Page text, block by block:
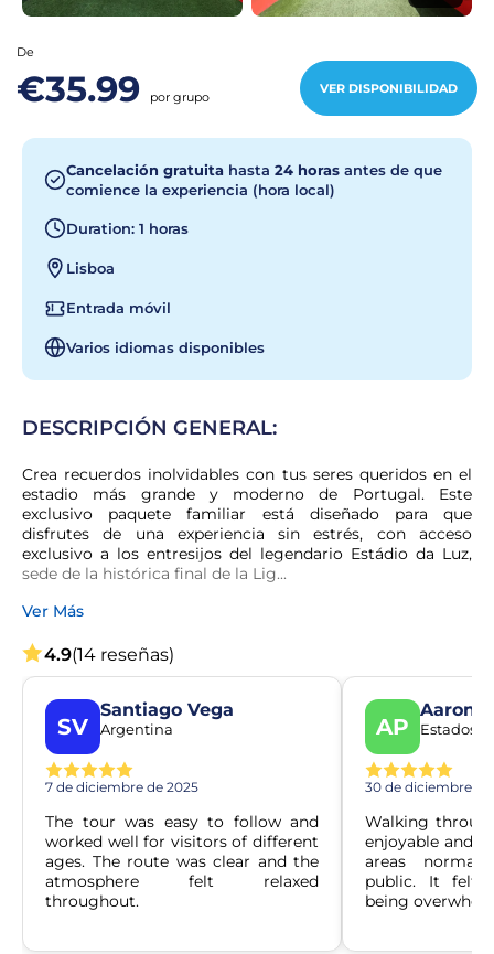
De
€35.99 por grupo
VER DISPONIBILIDAD
Cancelación gratuita hasta 24 horas antes de que
comience la experiencia (hora local)
Duration: 1 horas
Lisboa
Entrada móvil
Varios idiomas disponibles
DESCRIPCIÓN GENERAL:
Crea recuerdos inolvidables con tus seres queridos en el
estadio más grande y moderno de Portugal. Este
exclusivo paquete familiar está diseñado para que
disfrutes de una experiencia sin estrés, con acceso
exclusivo a los entresijos del legendario Estádio da Luz,
sede de la histórica final de la Lig...
Ver Más
4.9(14 reseñas)
SV
Santiago Vega
Argentina
7 de diciembre de 2025
The tour was easy to follow and
worked well for visitors of different
ages. The route was clear and the
atmosphere felt relaxed
throughout.
AP
Aaron
Estados
30 de diciembre de
Walking
enjoyable and
areas
public. It felt
being